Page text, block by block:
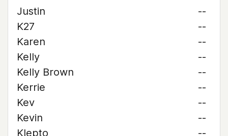
Justin
--
K27
--
Karen
--
Kelly
--
Kelly Brown
--
Kerrie
--
Kev
--
Kevin
--
Klepto
--